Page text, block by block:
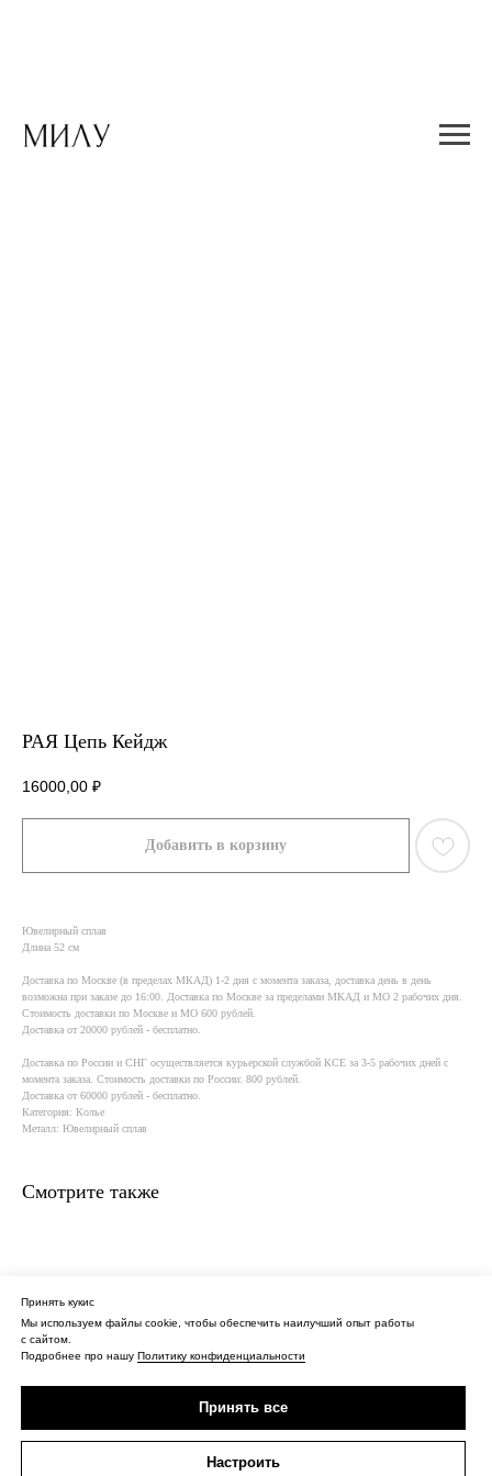
Принять кукис
Мы используем файлы cookie, чтобы обеспечить наилучший опыт работы
с сайтом.
Подробнее про нашу Политику конфиденциальности
Принять все
Настроить
РАЯ Цепь Кейдж
16000,00 ₽
Добавить в корзину
Ювелирный сплав
Длина 52 см
Доставка по Москве (в пределах МКАД) 1-2 дня с момента заказа, доставка день в день
возможна при заказе до 16:00. Доставка по Москве за пределами МКАД и МО 2 рабочих дня.
Стоимость доставки по Москве и МО 600 рублей.
Доставка от 20000 рублей - бесплатно.
Доставка по России и СНГ осуществляется курьерской службой КСE за 3-5 рабочих дней с
момента заказа. Стоимость доставки по России: 800 рублей.
Доставка от 60000 рублей - бесплатно.
Категория: Колье
Металл: Ювелирный сплав
Смотрите также
О нас
Оферта
Доставка
ИП Сагидуллина Дина Нургизовна
ОГРНИП 313028000102242